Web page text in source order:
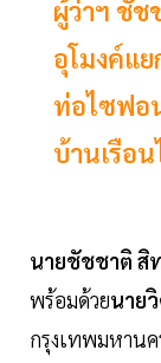
ผู้ว่าฯ ชัช
อุโมงค์แ
ท่อไซฟอ
บ้านเรือ
นายชัชชาติ สิ
พร้อมด้วยนาย
กรุงเทพมหาน